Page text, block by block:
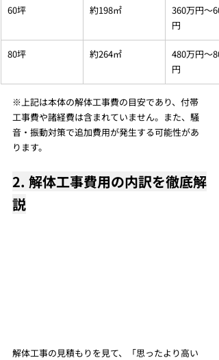
60坪 約198㎡
360万円～
円
80坪 約264㎡
480万円～
円
※上記は本体の解体工事費の目安であり、付帯
工事費や諸経費は含まれていません。また、騒
音・振動対策で追加費用が発生する可能性があ
ります。
2. 解体工事費用の内訳を徹底解
説
解体工事の見積もりを見て、「思ったより高い